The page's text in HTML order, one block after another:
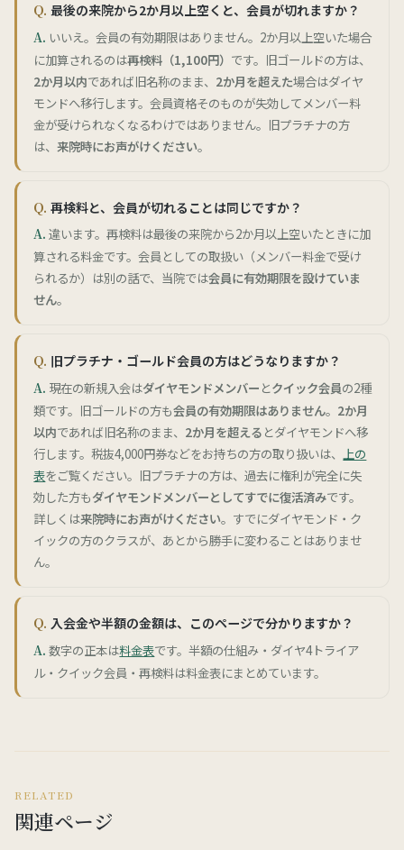
最後の来院から2か月以上空くと、会員が切れますか？
いいえ。会員の有効期限はありません。2か月以上空いた場合
に加算されるのは再検料（1,100円） です。旧ゴールドの方は、
2か月以内であれば旧名称のまま、 2か月を超えた場合はダイヤ
モンドへ移行します。会員資格そのものが失効してメンバー料
金が受けられなくなるわけではありません。旧プラチナの方
は、来院時にお声がけください。
再検料と、会員が切れることは同じですか？
違います。再検料は最後の来院から2か月以上空いたときに加
算される料金です。会員としての取扱い（メンバー料金で受け
られるか）は別の話で、当院では会員に有効期限を設けていま
せん。
旧プラチナ・ゴールド会員の方はどうなりますか？
現在の新規入会はダイヤモンドメンバー とクイック会員の2種
類です。旧ゴールドの方も会員の有効期限はありません。 2か月
以内であれば旧名称のまま、 2か月を超える とダイヤモンドへ移
行します。税抜4,000円券などをお持ちの方の取り扱いは、
上の
表をご覧ください。旧プラチナの方は、過去に権利が完全に失
効した方もダイヤモンドメンバーとしてすでに復活済みです。
詳しくは来院時にお声がけください。すでにダイヤモンド・ク
イックの方のクラスが、あとから勝手に変わることはありませ
ん。
入会金や半額の金額は、このページで分かりますか？
数字の正本は料金表です。半額の仕組み・ダイヤ4トライア
ル・クイック会員・再検料は料金表にまとめています。
RELATED
関連ページ